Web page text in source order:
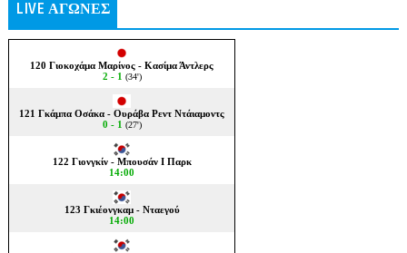
LIVE ΑΓΩΝΕΣ